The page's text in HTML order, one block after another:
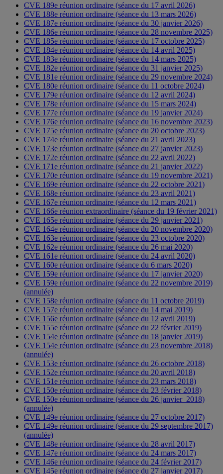
CVE 189e réunion ordinaire (séance du 17 avril 2026)
CVE 188e réunion ordinaire (séance du 13 mars 2026)
CVE 187e réunion ordinaire (séance du 30 janvier 2026)
CVE 186e réunion ordinaire (séance du 28 novembre 2025)
CVE 185e réunion ordinaire (séance du 17 octobre 2025)
CVE 184e réunion ordinaire (séance du 14 avril 2025)
CVE 183e réunion ordinaire (séance du 14 mars 2025)
CVE 182e réunion ordinaire (séance du 31 janvier 2025)
CVE 181e réunion ordinaire (séance du 29 novembre 2024)
CVE 180e réunion ordinaire (séance du 11 octobre 2024)
CVE 179e réunion ordinaire (séance du 12 avril 2024)
CVE 178e réunion ordinaire (séance du 15 mars 2024)
CVE 177e réunion ordinaire (séance du 19 janvier 2024)
CVE 176e réunion ordinaire (séance du 16 novembre 2023)
CVE 175e réunion ordinaire (séance du 20 octobre 2023)
CVE 174e réunion ordinaire (séance du 21 avril 2023)
CVE 173e réunion ordinaire (séance du 27 janvier 2023)
CVE 172e réunion ordinaire (séance du 22 avril 2022)
CVE 171e réunion ordinaire (séance du 21 janvier 2022)
CVE 170e réunion ordinaire (séance du 19 novembre 2021)
CVE 169e réunion ordinaire (séance du 22 octobre 2021)
CVE 168e réunion ordinaire (séance du 23 avril 2021)
CVE 167e réunion ordinaire (séance du 12 mars 2021)
CVE 166e réunion extraordinaire (séance du 19 février 2021)
CVE 165e réunion ordinaire (séance du 29 janvier 2021)
CVE 164e réunion ordinaire (séance du 20 novembre 2020)
CVE 163e réunion ordinaire (séance du 23 octobre 2020)
CVE 162e réunion ordinaire (séance du 26 mai 2020)
CVE 161e réunion ordinaire (séance du 24 avril 2020)
CVE 160e réunion ordinaire (séance du 6 mars 2020)
CVE 159e réunion ordinaire (séance du 17 janvier 2020)
CVE 159e réunion ordinaire (séance du 22 novembre 2019)
(annulée)
CVE 158e réunion ordinaire (séance du 11 octobre 2019)
CVE 157e réunion ordinaire (séance du 14 mai 2019)
CVE 156e réunion ordinaire (séance du 12 avril 2019)
CVE 155e réunion ordinaire (séance du 22 février 2019)
CVE 154e réunion ordinaire (séance du 18 janvier 2019)
CVE 154e réunion ordinaire (séance du 23 novembre 2018)
(annulée)
CVE 153e réunion ordinaire (séance du 26 octobre 2018)
CVE 152e réunion ordinaire (séance du 20 avril 2018)
CVE 151e réunion ordinaire (séance du 23 mars 2018)
CVE 150e réunion ordinaire (séance du 23 février 2018)
CVE 150e réunion ordinaire (séance du 26 janvier 2018)
(annulée)
CVE 149e réunion ordinaire (séance du 27 octobre 2017)
CVE 149e réunion ordinaire (séance du 29 septembre 2017)
(annulée)
CVE 148e réunion ordinaire (séance du 28 avril 2017)
CVE 147e réunion ordinaire (séance du 24 mars 2017)
CVE 146e réunion ordinaire (séance du 24 février 2017)
CVE 145e réunion ordinaire (séance du 27 janvier 2017)